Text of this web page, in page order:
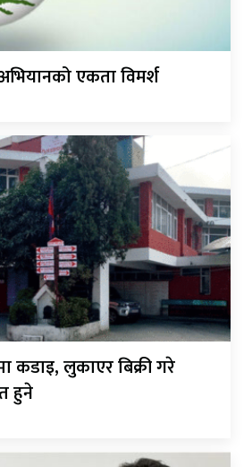
एकता विमर्श
कडाइ, लुकाएर बिक्री गरे
हुने